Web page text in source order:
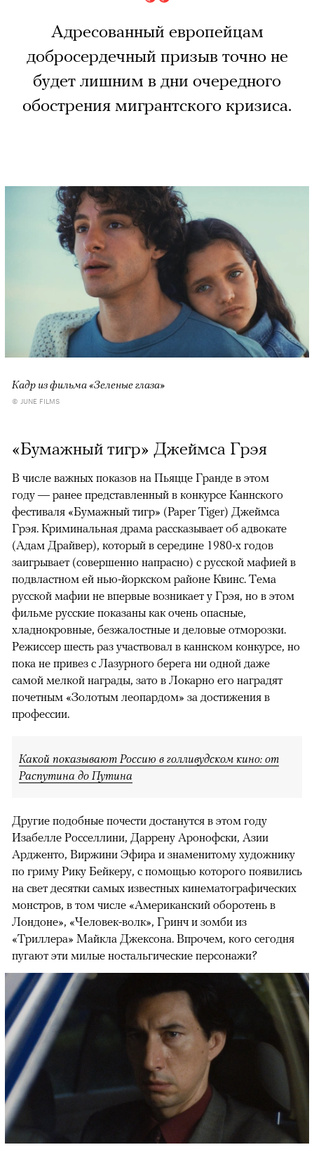
Адресованный европейцам
добросердечный призыв точно не
будет лишним в дни очередного
обострения мигрантского кризиса.
Кадр из фильма «Зеленые глаза»
© JUNE FILMS
«Бумажный тигр» Джеймса Грэя
В числе важных показов на Пьяцце Гранде в этом
году — ранее представленный в конкурсе Каннского
фестиваля «Бумажный тигр» (Paper Tiger) Джеймса
Грэя. Криминальная драма рассказывает об адвокате
(Адам Драйвер), который в середине 1980-х годов
заигрывает (совершенно напрасно) с русской мафией в
подвластном ей нью-йоркском районе Квинс. Тема
русской мафии не впервые возникает у Грэя, но в этом
фильме русские показаны как очень опасные,
хладнокровные, безжалостные и деловые отморозки.
Режиссер шесть раз участвовал в каннском конкурсе, но
пока не привез с Лазурного берега ни одной даже
самой мелкой награды, зато в Локарно его наградят
почетным «Золотым леопардом» за достижения в
профессии.
Какой показывают Россию в голливудском кино: от
Распутина до Путина
Другие подобные почести достанутся в этом году
Изабелле Росселлини, Даррену Аронофски, Азии
Ардженто, Виржини Эфира и знаменитому художнику
по гриму Рику Бейкеру, с помощью которого появились
на свет десятки самых известных кинематографических
монстров, в том числе «Американский оборотень в
Лондоне», «Человек-волк», Гринч и зомби из
«Триллера» Майкла Джексона. Впрочем, кого сегодня
пугают эти милые ностальгические персонажи?